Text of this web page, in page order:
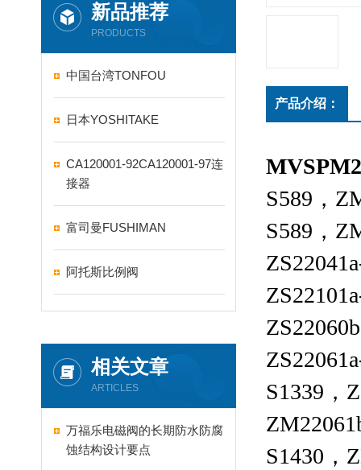
新品推荐
PRODUCTS
中国台湾TONFOU
日本YOSHITAKE
CA120001-92CA120001-97连
接器
富司曼FUSHIMAN
阿托斯比例阀
相关文章
ARTICLES
万福乐电磁阀的长期防水防腐
蚀结构设计要点
产品介绍：
S589，
S589，
S1339，
S1430，